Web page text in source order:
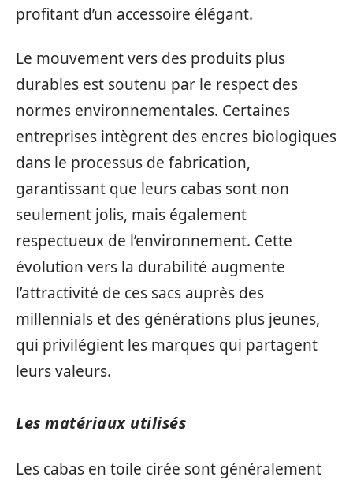
profitant d’un accessoire élégant.
Le mouvement vers des produits plus
durables est soutenu par le respect des
normes environnementales. Certaines
entreprises intègrent des encres biologiques
dans le processus de fabrication,
garantissant que leurs cabas sont non
seulement jolis, mais également
respectueux de l’environnement. Cette
évolution vers la durabilité augmente
l’attractivité de ces sacs auprès des
millennials et des générations plus jeunes,
qui privilégient les marques qui partagent
leurs valeurs.
Les matériaux utilisés
Les cabas en toile cirée sont généralement